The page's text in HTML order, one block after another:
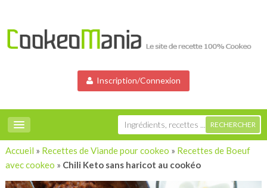
Inscription/Connexion
Accueil » Recettes de Viande pour cookeo » Recettes de Boeuf
avec cookeo » Chili Keto sans haricot au cookéo